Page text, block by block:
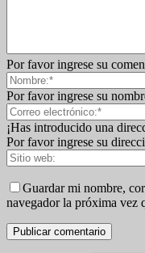
Por favor ingrese su
Por favor ingrese su
¡Has introducido una
Por favor ingrese su
Guardar mi nombre,
navegador la próxima vez